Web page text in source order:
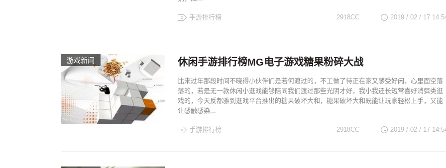
手游排行榜 2019 / 02 / 17
2918CC
游戏新闻 休闲手游排行榜MG电子游戏糖果粉碎大战
比来过年那段时间不晓得小伙伴们是若何渡过的，不工做了待正在家又感受好闲，心里面空落
落的，若是无一款休闲小逛戏能够陪同我们渡过那些光阴才好，我小我还长短常喜好消弭类逛
戏的，今天反都雅到逛戏平台推出的糖果破坏大和，糖果破坏大和既能让玩家轻松上手，又能
让感触感染...
手游排行榜 2019 / 02 / 17
2918CC